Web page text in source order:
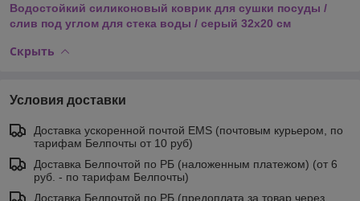
Водостойкий силиконовый коврик для сушки посуды /
слив под углом для стека воды / серый 32х20 см
Скрыть
Условия доставки
Доставка ускоренной почтой EMS (почтовым курьером, по
тарифам Белпочты от 10 руб)
Доставка Белпочтой по РБ (наложенным платежом) (от 6
руб. - по тарифам Белпочты)
Доставка Белпочтой по РБ (предоплата за товар через